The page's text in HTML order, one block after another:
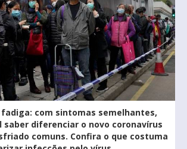
fadiga: com sintomas semelhantes,
saber diferenciar o novo coronavírus
comuns. Confira o que costuma